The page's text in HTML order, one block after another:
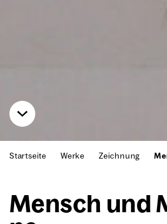
Startseite Werke Zeichnung
Mensch und